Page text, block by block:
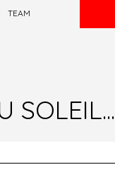
TEAM
SOLEIL...